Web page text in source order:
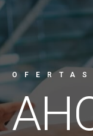
OFERTAS